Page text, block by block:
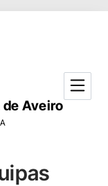
de Aveiro